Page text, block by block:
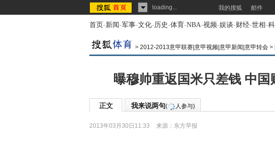
loading... 我的搜狐 邮件
首页-新闻-军事-文化-历史-体育-NBA-视频-娱谈-财经-世相-
> 2012-2013意甲联赛|意甲视频|意甲新闻|意甲转会 >
曝穆帅重返国米只差钱 中国
正文 我来说两句( 人参与)
2013年03月30日11:33 来源： 东方早报